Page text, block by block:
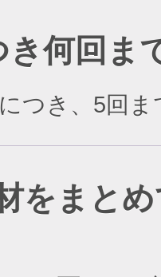
き何回ま
つき、5回
をまと